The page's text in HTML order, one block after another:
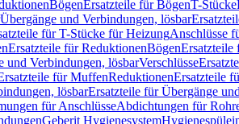
BögenErsatzteile für BögenT-Stücke
Übergänge und Verbindungen, lösbar
für T-Stücke für HeizungAnschlüsse
Ersatzteile für ReduktionenBögenErsatzteile
und Verbindungen, lösbarVerschlüsse
für MuffenReduktionenErsatzteile
lösbarErsatzteile für Übergänge
für AnschlüsseAbdichtungen für
Geberit Hygienesystem